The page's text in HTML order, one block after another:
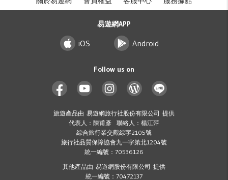
易遊網APP
iOS Android
Follow us on
旅遊產品由 易遊網旅行社股份有限公司 提供
代表人：陳甫彥 聯絡人：楊江萍
綜合旅行業交觀綜字2105號
旅行社品質保障協會九一字第北1204號
統一編號：70536126
其他產品由 易遊網股份有限公司 提供
統一編號：70472137